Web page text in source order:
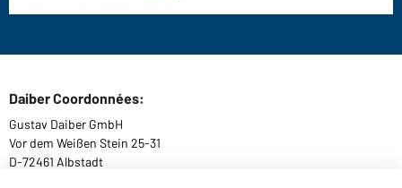
Daiber Coordonnées:
Gustav Daiber GmbH
Vor dem Weißen Stein 25-31
D-72461 Albstadt